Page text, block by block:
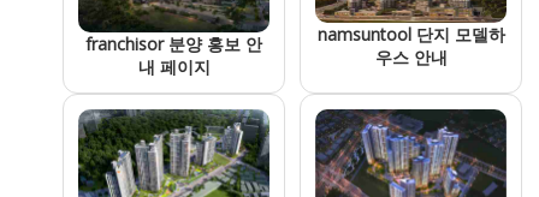
franchisor 분양 홍보 안
내 페이지
namsuntool 단지 모델하
우스 안내